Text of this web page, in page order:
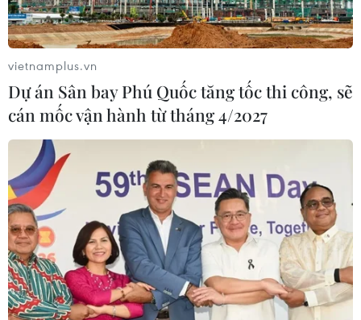
vietnamplus.vn
Dự án Sân bay Phú Quốc tăng tốc thi công, sẽ
cán mốc vận hành từ tháng 4/2027